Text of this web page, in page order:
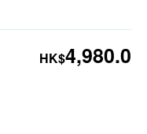
HK$4,980.0